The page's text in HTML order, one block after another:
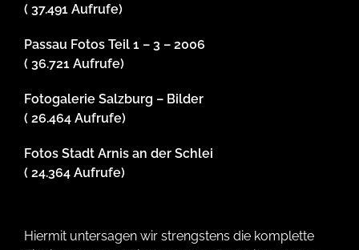
( 37.491 Aufrufe)
Passau Fotos Teil 1 – 3 – 2006
( 36.721 Aufrufe)
Fotogalerie Salzburg – Bilder
( 26.464 Aufrufe)
Fotos Stadt Arnis an der Schlei
( 24.364 Aufrufe)
Hiermit untersagen wir strengstens die komplette